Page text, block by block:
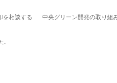
を相談する 中央グリーン開発の取り組
。